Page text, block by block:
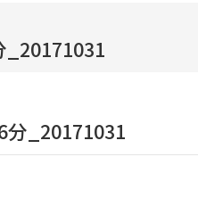
_20171031